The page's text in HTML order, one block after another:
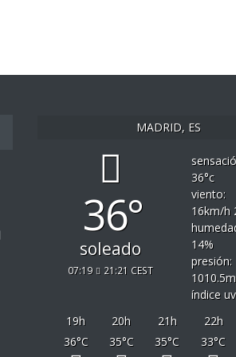
MADRID, ES
36°
soleado
07:19 21:21 CEST
36°c
viento:
16km/h
14%
presión:
1010.5
índice
19h 20h 21h 22h
36°C 35°C 35°C 33°C